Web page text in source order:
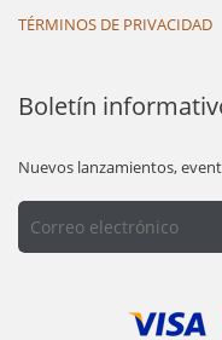
TÉRMINOS DE PRIVACIDAD
Boletín
Nuevos lanzamientos,